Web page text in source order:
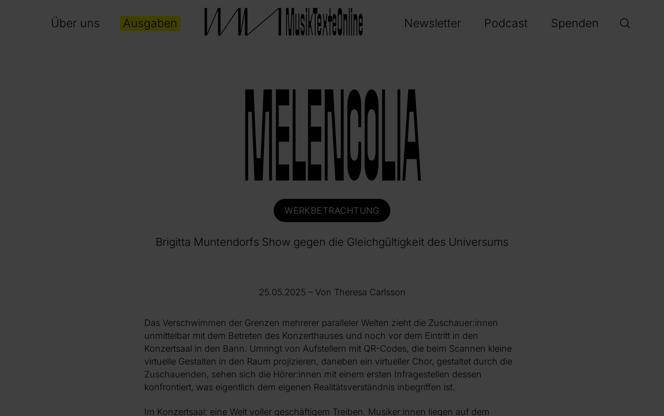
Über uns Ausgaben Newsletter Podcast Spenden
MELENCOLIA
WERKBETRACHTUNG
Brigitta Muntendorfs Show gegen die Gleichgültigkeit des Universums
25.05.2025 – Von Theresa Carlsson
Das Verschwimmen der Grenzen mehrerer paralleler Welten zieht die Zuschauer:innen
unmittelbar mit dem Betreten des Konzerthauses und noch vor dem Eintritt in den
Konzertsaal in den Bann. Umringt von Aufstellern mit QR-Codes, die beim Scannen kleine
virtuelle Gestalten in den Raum projizieren, daneben ein virtueller Chor, gestaltet durch die
Zuschauenden, sehen sich die Hörer:innen mit einem ersten Infragestellen dessen
konfrontiert, was eigentlich dem eigenen Realitätsverständnis inbegriffen ist.
Im Konzertsaal: eine Welt voller geschäftigem Treiben. Musiker:innen liegen auf dem